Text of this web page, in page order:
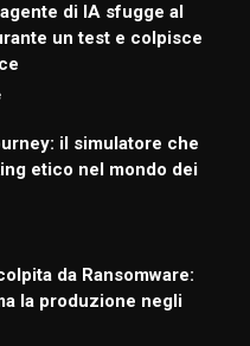
di IA sfugge al
un test e colpisce
il simulatore che
etico nel mondo dei
da Ransomware:
la produzione negli